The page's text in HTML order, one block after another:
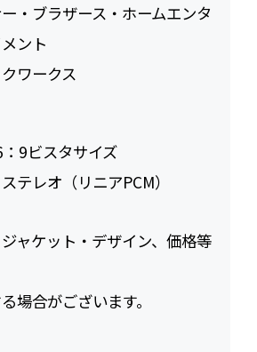
・ブラザース・ホームエンタ
ント
ワークス
：9ビスタサイズ
テレオ（リニアPCM）
ャケット・デザイン、価格等
場合がございます。